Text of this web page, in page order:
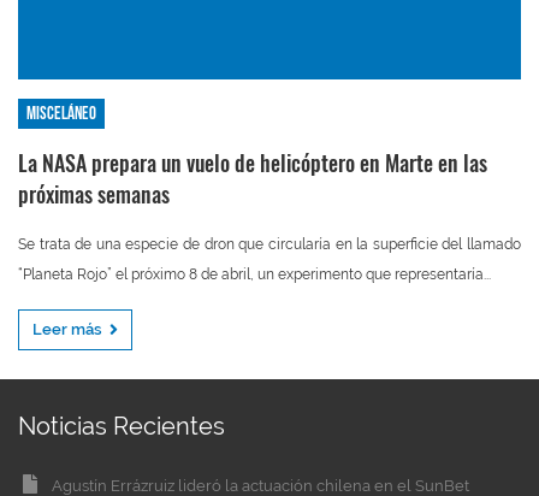
Misceláneo
La NASA prepara un vuelo de helicóptero en Marte en las
próximas semanas
Se trata de una especie de dron que circularía en la superficie del llamado
“Planeta Rojo” el próximo 8 de abril, un experimento que representaría...
Leer más
Noticias Recientes
Agustín Errázruiz lideró la actuación chilena en el SunBet